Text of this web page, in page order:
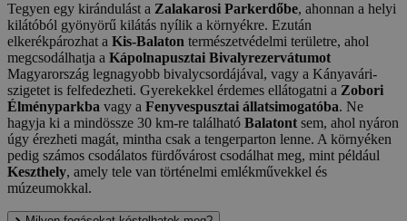
Tegyen egy kirándulást a Zalakarosi Parkerdőbe, ahonnan a helyi
kilátóból gyönyörű kilátás nyílik a környékre. Ezután
elkerékpározhat a Kis-Balaton természetvédelmi területre, ahol
megcsodálhatja a Kápolnapusztai Bivalyrezervátumot
Magyarország legnagyobb bivalycsordájával, vagy a Kányavári-
szigetet is felfedezheti. Gyerekekkel érdemes ellátogatni a Zobori
Élményparkba vagy a Fenyvespusztai állatsimogatóba. Ne
hagyja ki a mindössze 30 km-re található Balatont sem, ahol nyáron
úgy érezheti magát, mintha csak a tengerparton lenne. A környéken
pedig számos csodálatos fürdővárost csodálhat meg, mint például
Keszthely, amely tele van történelmi emlékművekkel és
múzeumokkal.